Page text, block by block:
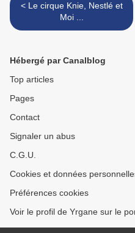
< Le cirque Knie, Nestlé et
Moi ...
Hébergé par Canalblog
Top articles
Pages
Contact
Signaler un abus
C.G.U.
Cookies et données
Préférences cookies
Voir le profil de Yrgane sur le